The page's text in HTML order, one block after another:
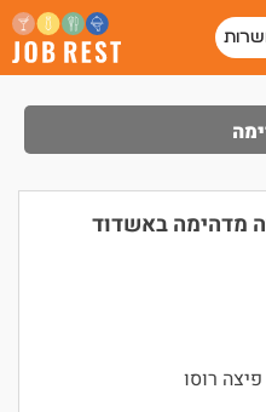
מדהימה באשדוד
פיצה רוסו